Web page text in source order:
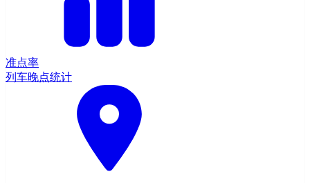
准点率
列车晚点统计